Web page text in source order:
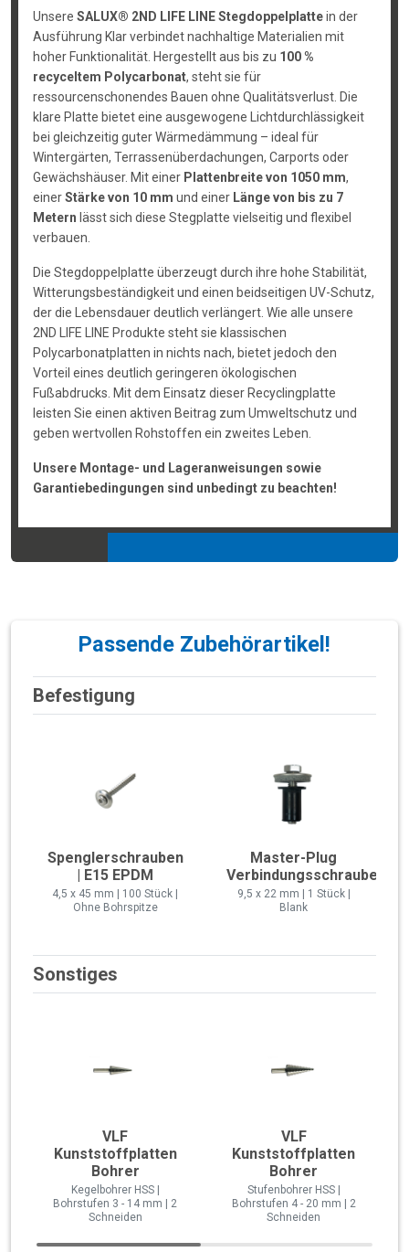
Unsere SALUX® 2ND LIFE LINE Stegdoppelplattein der
Ausführung Klar verbindet nachhaltige Materialien mit
hoher Funktionalität. Hergestellt aus bis zu 100 %
recyceltem Polycarbonat, steht sie für
ressourcenschonendes Bauen ohne Qualitätsverlust. Die
klare Platte bietet eine ausgewogene Lichtdurchlässigkeit
bei gleichzeitig guter Wärmedämmung – ideal für
Wintergärten, Terrassenüberdachungen, Carports oder
Gewächshäuser. Mit einer Plattenbreite von 1050 mm,
einerStärke von 10 mm und einer Länge von bis zu 7
Metern lässt sich diese Stegplatte vielseitig und flexibel
verbauen.
Die Stegdoppelplatte überzeugt durch ihre hohe Stabilität,
Witterungsbeständigkeit und einen beidseitigen UV-Schutz,
der die Lebensdauer deutlich verlängert. Wie alle unsere
2ND LIFE LINE Produkte steht sie klassischen
Polycarbonatplatten in nichts nach, bietet jedoch den
Vorteil eines deutlich geringeren ökologischen
Fußabdrucks. Mit dem Einsatz dieser Recyclingplatte
leisten Sie einen aktiven Beitrag zum Umweltschutz und
geben wertvollen Rohstoffen ein zweites Leben.
Unsere Montage- und Lageranweisungen sowie
Garantiebedingungen sind unbedingt zu beachten!
Passende Zubehörartikel!
Befestigung
Spenglerschrauben
| E15 EPDM
4,5 x 45 mm | 100 Stück |
Ohne Bohrspitze
Master-Plug
Verbindungsschraube
9,5 x 22 mm | 1 Stück |
Blank
Sonstiges
VLF
Kunststoffplatten
Bohrer
Kegelbohrer HSS |
Bohrstufen 3 - 14 mm | 2
Schneiden
VLF
Kunststoffplatten
Bohrer
Stufenbohrer HSS |
Bohrstufen 4 - 20 mm | 2
Schneiden